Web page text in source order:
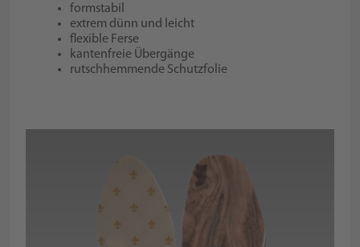
formstabil
extrem dünn und leicht
flexible Ferse
kantenfreie Übergänge
rutschhemmende Schutzfolie